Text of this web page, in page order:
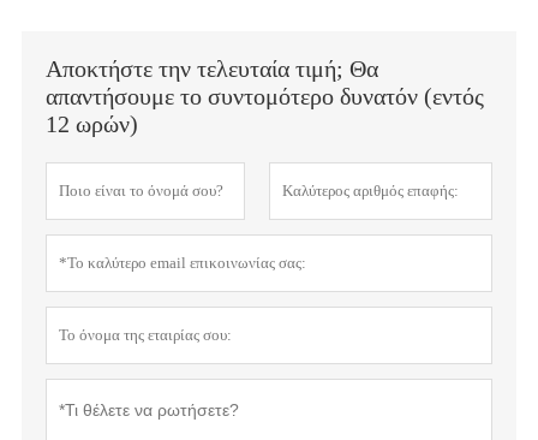
Αποκτήστε την τελευταία τιμή; Θα
απαντήσουμε το συντομότερο δυνατόν (εντός
12 ωρών)